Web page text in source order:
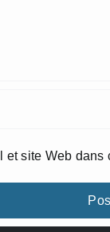
et site Web